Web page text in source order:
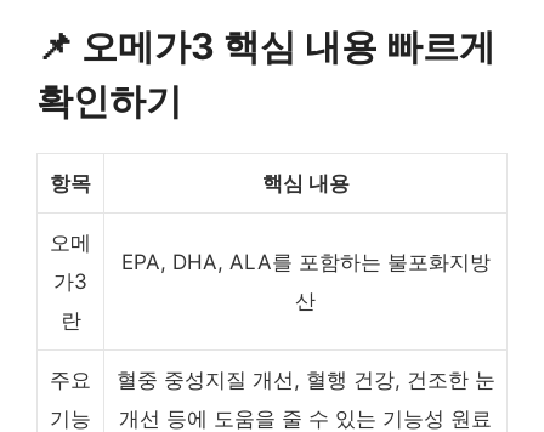
📌 오메가3 핵심 내용 빠르게
확인하기
항목 핵심 내용
오메
가3
란
EPA, DHA, ALA를 포함하는 불포화지방
산
주요
기능
혈중 중성지질 개선, 혈행 건강, 건조한 눈
개선 등에 도움을 줄 수 있는 기능성 원료